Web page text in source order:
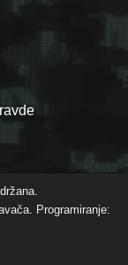
Programiranje: